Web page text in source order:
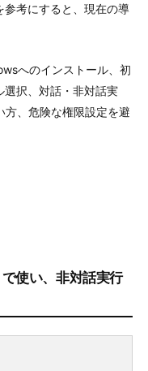
考にすると、現在の導
へのインストール、初
選択、対話・非対話実
方、危険な権限設定を避
使い、非対話実行